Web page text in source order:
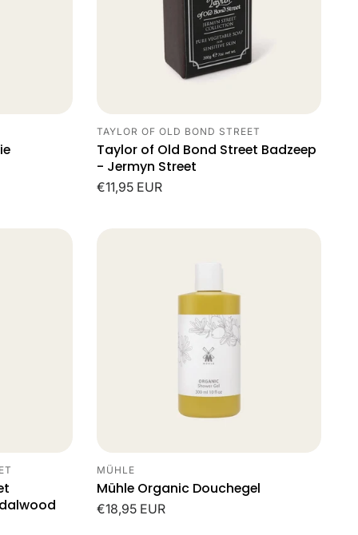
Leverancier:
TAYLOR OF OLD BOND STREET
Taylor of Old Bond Street Badzeep
- Jermyn Street
Normale
€11,95 EUR
Leverancier:
MÜHLE
Mühle Organic Douchegel
Normale
€18,95 EUR